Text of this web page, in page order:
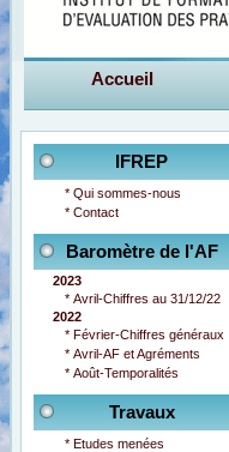
Accueil
IFREP
* Qui sommes-nous
* Contact
Baromètre de l'AF
2023
* Avril-Chiffres au 31/12/22
2022
* Février-Chiffres généraux
* Avril-AF et Agréments
* Août-Temporalités
Travaux
* Etudes menées